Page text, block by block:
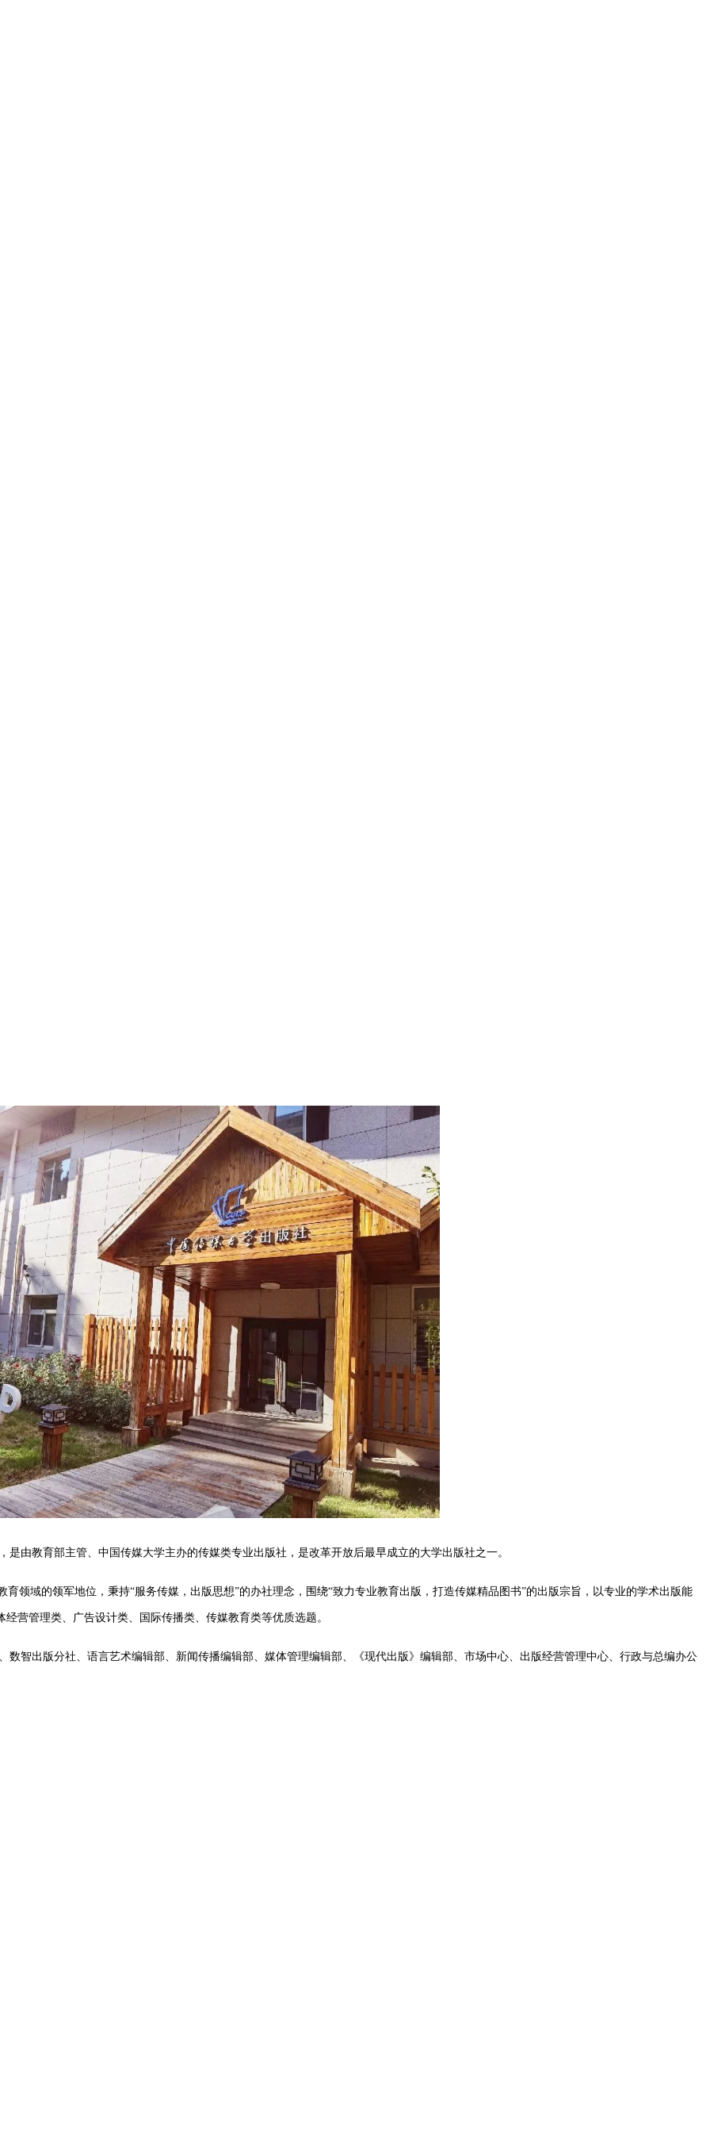
由教育部主管、中国传媒大学主办的传媒类专业出版社，是改革开放后最早成立的大学出版社之一。
领域的领军地位，秉持“服务传媒，出版思想”的办社理念，围绕“致力专业教育出版，打造传媒精品图书”的出版宗旨，以专业的学术出版能
营管理类、广告设计类、国际传播类、传媒教育类等优质选题。
智出版分社、语言艺术编辑部、新闻传播编辑部、媒体管理编辑部、《现代出版》编辑部、市场中心、出版经营管理中心、行政与总编办公